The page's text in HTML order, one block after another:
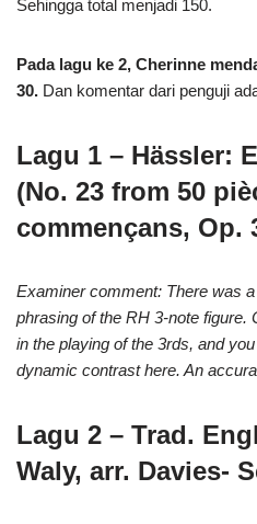
Sehingga total menjadi 150.
Pada lagu ke 2, Cherinne
30. Dan komentar dari penguji
Lagu 1 – Hässler:
(No. 23 from 50
commençans, Op.
Examiner comment: There was
phrasing of the RH 3-note figure.
in the playing of the 3rds, and
dynamic contrast here. An
Lagu 2 – Trad.
Waly, arr. Davies-